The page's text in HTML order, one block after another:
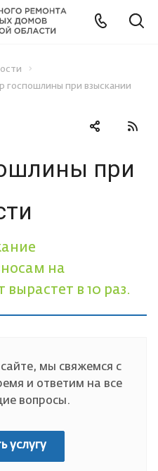
госпошлины при взыскании
при
на
в 10 раз.
мы свяжемся с
и ответим на все
вопросы.
услугу